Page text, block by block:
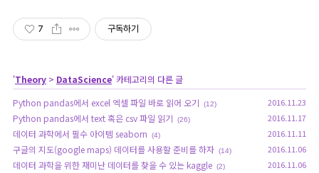
7 구독하기
'Theory > DataScience' 카테고리의 다른 글
Python pandas에서 excel 엑셀 파일 바로 읽어 오기
(12) 2016.11.23
Python pandas에서 text 혹은 csv 파일 읽기 (26) 2016.11.17
데이터 과학에서 필수 아이템 seaborn (4) 2016.11.11
구글의 지도(google maps) 데이터를 사용할 준비를 하자 (14) 2016.11.06
데이터 과학을 위한 재미난 데이터를 찾을 수 있는 kaggle (2) 2016.11.06